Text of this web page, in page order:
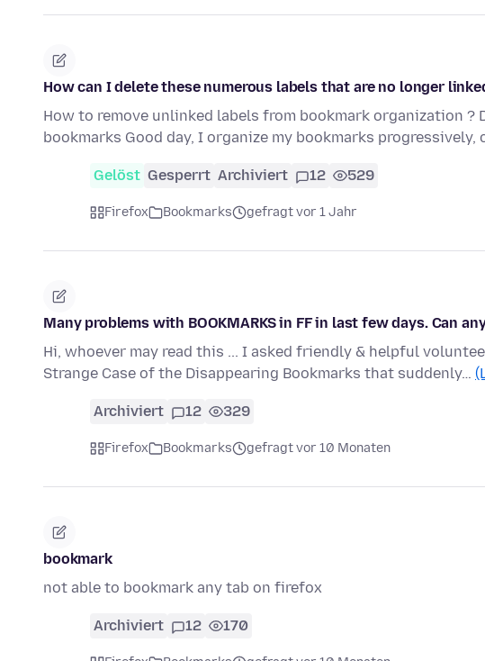
How can I delete these numerous labels that are no longer
How to remove unlinked labels from bookmark organization
bookmarks Good day, I organize my bookmarks progressively,
Gelöst Gesperrt Archiviert 12 529
Firefox Bookmarks gefragt vor 1 Jahr
Many problems with BOOKMARKS in FF in last few days. Can
Hi, whoever may read this ... I asked friendly & helpful
Strange Case of the Disappearing Bookmarks that suddenly…
Archiviert 12 329
Firefox Bookmarks gefragt vor 10 Monaten
bookmark
not able to bookmark any tab on firefox
Archiviert 12 170